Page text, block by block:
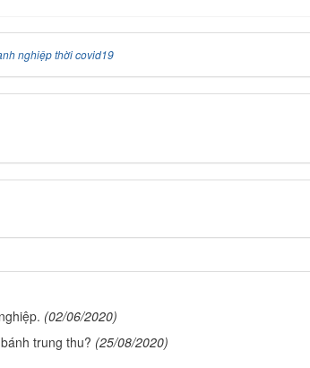
nghiệp thời covid19
(02/06/2020)
trung thu? (25/08/2020)